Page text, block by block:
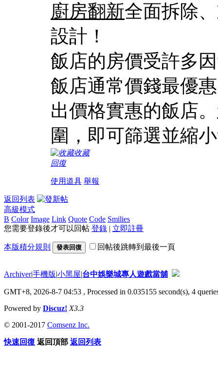
廚房翻新全面拆除
設計！
飯店的房價受許多
飯店通常價錢最優
出價格實惠的飯店
圍，即可篩選並縮
收藏
回復
使用道具 舉報
返回列表
高級模式
B Color Image Link Quote Code Smilies
您需要登錄後才可以回帖 登錄 | 立即註冊
本版積分規則 發表回復 回帖後跳轉到最後一頁
Archiver|手機版|小黑屋|台中娛樂城專人遊戲當舖
GMT+8, 2026-8-7 04:53 , Processed in 0.035155 second(s), 4
Powered by Discuz! X3.3
© 2001-2017 Comsenz Inc.
快速回復 返回頂部 返回列表